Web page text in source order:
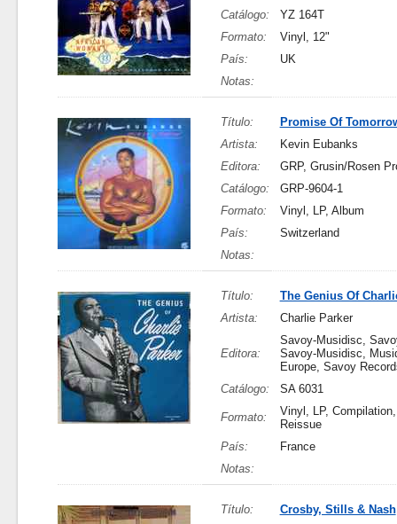
Catálogo:
YZ 164T
Formato:
Vinyl, 12"
País:
UK
Notas:
Título:
Promise Of
Artista:
Kevin Eubanks
Editora:
GRP, Grusin/Rosen
Catálogo:
GRP-9604-1
Formato:
Vinyl, LP, Album
País:
Switzerland
Notas:
Título:
The Genius Of
Artista:
Charlie Parker
Editora:
Savoy-Musidisc,
Savoy-Musidisc,
Europe, Savoy
Catálogo:
SA 6031
Formato:
Vinyl, LP,
Reissue
País:
France
Notas:
Título:
Crosby, Stills & Nash